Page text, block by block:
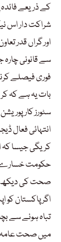
کے ذریعے
شراکت دار اس
اور گراں قدر
سے قانونی
فوری فیصلے
بات یہ ہے کہ
سٹورز
انتہائی فعال
کریگی جیسا کہ
حکومت خسارے
صحت کی دیکھ
اگر پاکستان
تباہ ہونے سے
میں صحت عامہ